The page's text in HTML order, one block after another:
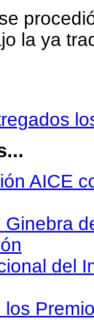
la ya
AICE
Ginebra
del
los